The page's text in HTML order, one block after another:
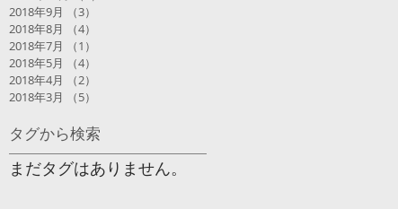
2018年9月
（3）
2018年8月
（4）
2018年7月
（1）
2018年5月
（4）
2018年4月
（2）
2018年3月
（5）
タグから検索
まだタグはありません。